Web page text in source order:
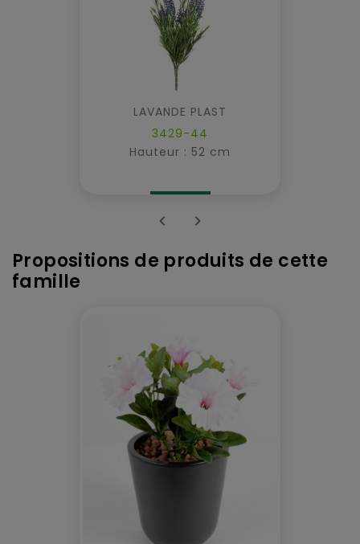
LAVANDE PLAST
3429-44
Hauteur : 52 cm
 
Propositions de produits de cette
famille